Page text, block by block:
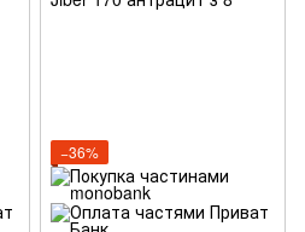
−36%